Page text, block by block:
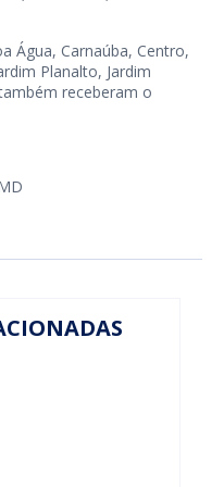
Água, Carnaúba, Centro,
Planalto, Jardim
receberam o